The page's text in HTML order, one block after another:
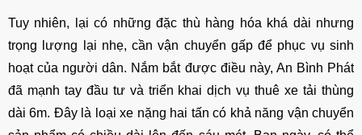
Tuy nhiên, lại có những đặc thù hàng hóa khá dài nhưng
trọng lượng lại nhẹ, cần vận chuyển gấp để phục vụ sinh
hoạt của người dân. Nắm bắt được điều này, An Bình Phát
đã mạnh tay đầu tư và triển khai dịch vụ thuê xe tải thùng
dài 6m. Đây là loại xe nặng hai tấn có khả năng vận chuyển